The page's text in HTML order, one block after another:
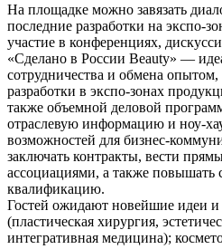
На площадке можно завязать
последние разработки на экспо-
участие в конференциях,
«Сделано в России Beauty» —
сотрудничества и обмена опытом,
разработки в экспо-зонах
также объемной деловой
отраслевую информацию и ноу-
возможностей для бизнес-
заключать контракты, вести
ассоциациями, а также повышать
квалификацию.
Гостей ожидают новейшие идеи и
(пластическая хирургия,
интегративная медицина);